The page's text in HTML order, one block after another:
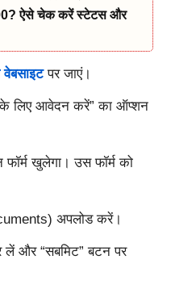
ऐसे चेक करें स्टेटस और
पर जाएं।
के लिए आवेदन करें” का ऑप्शन
खुलेगा। उस फॉर्म को
अपलोड करें।
लें और “सबमिट” बटन पर